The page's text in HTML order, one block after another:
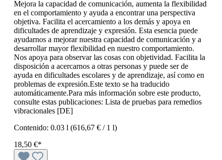
Mejora la capacidad de comunicación, aumenta la flexibilidad
en el comportamiento y ayuda a encontrar una perspectiva
objetiva. Facilita el acercamiento a los demás y apoya en
dificultades de aprendizaje y expresión. Esta esencia puede
ayudarnos a mejorar nuestra capacidad de comunicación y a
desarrollar mayor flexibilidad en nuestro comportamiento.
Nos apoya para observar las cosas con objetividad. Facilita la
disposición a acercarnos a otras personas y puede ser de
ayuda en dificultades escolares y de aprendizaje, así como en
problemas de expresión.Este texto se ha traducido
automáticamente.Para más información sobre este producto,
consulte estas publicaciones: Lista de pruebas para remedios
vibracionales [DE]
Contenido: 0.03 l (616,67 € / 1 l)
18,50 €*